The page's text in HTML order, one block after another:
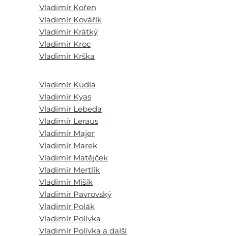
Vladimír Kořen
Vladimír Kovářík
Vladimír Krátký
Vladimír Kroc
Vladimír Krška
Vladimír Kudla
Vladimír Kyas
Vladimír Lebeda
Vladimír Leraus
Vladimír Majer
Vladimír Marek
Vladimír Matějček
Vladimír Mertlík
Vladimír Mišík
Vladimír Pavrovský
Vladimír Polák
Vladimír Polívka
Vladimír Polívka a další